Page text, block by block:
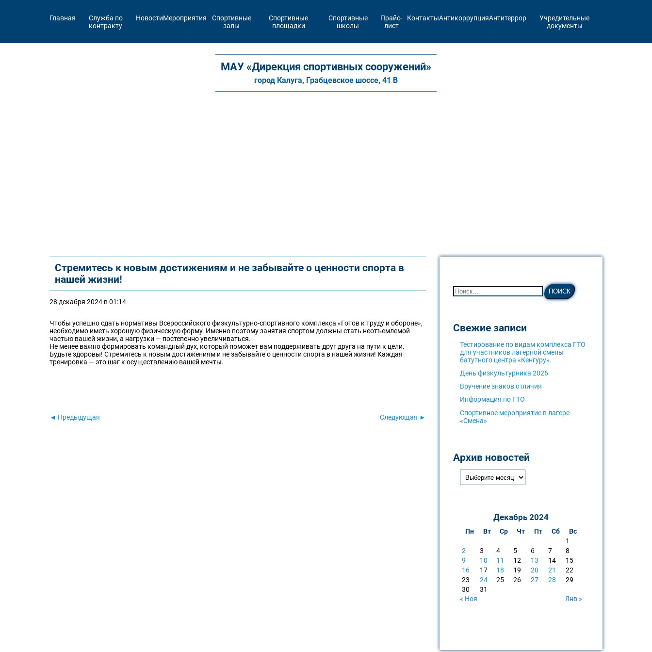
Главная
Служба по
контракту
НовостиМероприятия
Спортивные
залы
Спортивные
площадки
Спортивные
школы
Прайс-
лист
КонтактыАнтикоррупцияАнтитеррор
Учредительные
документы
МАУ «Дирекция спортивных сооружений»
город Калуга, Грабцевское шоссе, 41 В
Стремитесь к новым достижениям и не забывайте о ценности спорта в
нашей жизни!
28 декабря 2024 в 01:14
Чтобы успешно сдать нормативы Всероссийского физкультурно-спортивного комплекса «Готов к труду и обороне»,
необходимо иметь хорошую физическую форму. Именно поэтому занятия спортом должны стать неотъемлемой
частью вашей жизни, а нагрузки — постепенно увеличиваться.
Не менее важно формировать командный дух, который поможет вам поддерживать друг друга на пути к цели.
Будьте здоровы! Стремитесь к новым достижениям и не забывайте о ценности спорта в нашей жизни! Каждая
тренировка — это шаг к осуществлению вашей мечты.
◄ Предыдущая Следующая ►
Свежие записи
Тестирование по видам комплекса ГТО
для участников лагерной смены
батутного центра «Кенгуру».
День физкультурника 2026
Вручение знаков отличия
Информация по ГТО
Спортивное мероприятие в лагере
«Смена»
Архив новостей
Декабрь 2024
Пн Вт Ср Чт Пт Сб
Вс
1
2
3 4 5 6 7
8
9
10 11 12 13 14
15
16
17 18 19 20 21
22
23
24 25 26 27 28
29
30
31
« Ноя
Янв »